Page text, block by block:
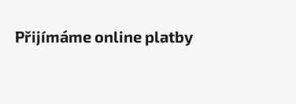
Přijímáme online platby